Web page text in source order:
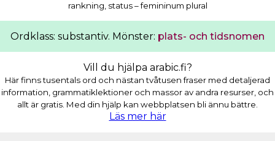
rankning, status – femininum plural
Ordklass: substantiv. Mönster: plats- och tidsnomen
Vill du hjälpa arabic.fi?
Här finns tusentals ord och nästan tvåtusen fraser med detaljerad
information, grammatiklektioner och massor av andra resurser, och
allt är gratis. Med din hjälp kan webbplatsen bli ännu bättre.
Läs mer här